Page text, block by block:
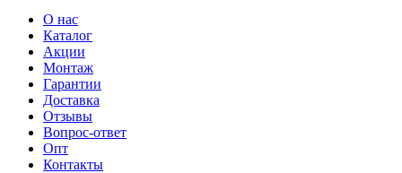
О нас
Каталог
Акции
Монтаж
Гарантии
Доставка
Отзывы
Вопрос-ответ
Опт
Контакты